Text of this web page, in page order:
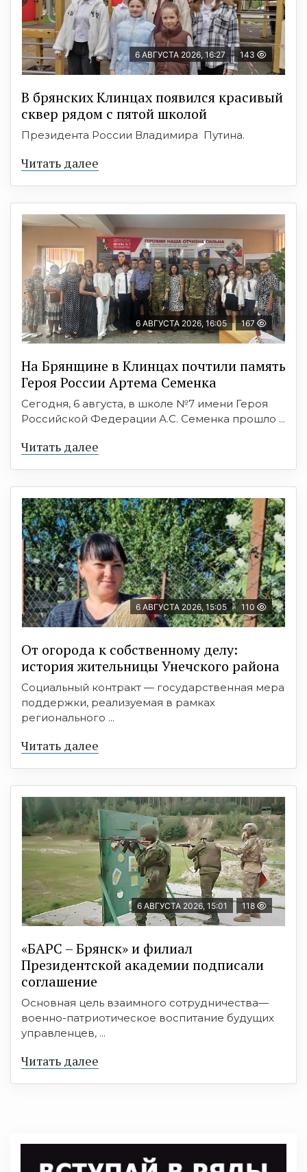
6 АВГУСТА 2026, 16:27 143
В брянских Клинцах появился красивый
сквер рядом с пятой школой
Президента России Владимира Путина.
Читать далее
6 АВГУСТА 2026, 16:05 167
На Брянщине в Клинцах почтили память
Героя России Артема Семенка
Сегодня, 6 августа, в школе №7 имени Героя
Российской Федерации А.С. Семенка прошло ...
Читать далее
6 АВГУСТА 2026, 15:05 110
От огорода к собственному делу:
история жительницы Унечского района
Социальный контракт — государственная мера
поддержки, реализуемая в рамках
регионального ...
Читать далее
6 АВГУСТА 2026, 15:01 118
«БАРС – Брянск» и филиал
Президентской академии подписали
соглашение
Основная цель взаимного сотрудничества—
военно-патриотическое воспитание будущих
управленцев, ...
Читать далее